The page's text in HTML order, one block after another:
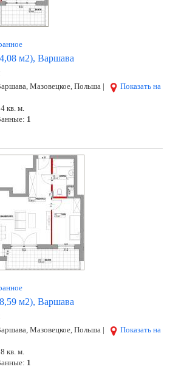
м2), Варшава
Мазовецкое, Польша |
Показать на
кв. м.
1
м2), Варшава
Мазовецкое, Польша |
Показать на
кв. м.
1